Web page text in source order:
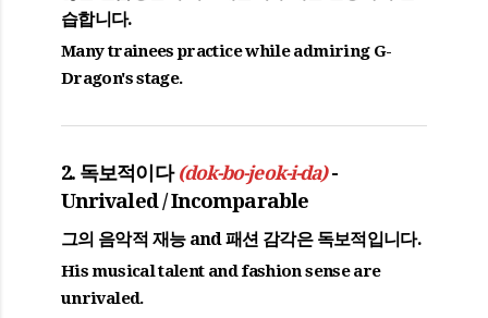
습합니다.
Many trainees practice while admiring G-
Dragon's stage.
2. 독보적이다 (dok-bo-jeok-i-da)-
Unrivaled / Incomparable
그의 음악적 재능 and 패션 감각은 독보적입니다.
His musical talent and fashion sense are
unrivaled.